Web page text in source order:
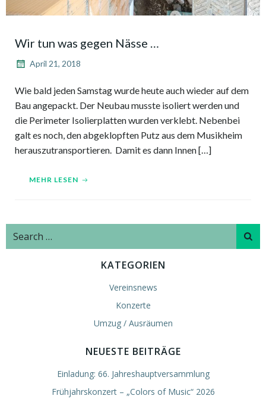
Wir tun was gegen Nässe …
April 21, 2018
Wie bald jeden Samstag wurde heute auch wieder auf dem
Bau angepackt. Der Neubau musste isoliert werden und
die Perimeter Isolierplatten wurden verklebt. Nebenbei
galt es noch, den abgeklopften Putz aus dem Musikheim
herauszutransportieren. Damit es dann Innen […]
MEHR LESEN
Search
KATEGORIEN
Vereinsnews
Konzerte
Umzug / Ausräumen
NEUESTE BEITRÄGE
Einladung: 66. Jahreshauptversammlung
Frühjahrskonzert – „Colors of Music“ 2026